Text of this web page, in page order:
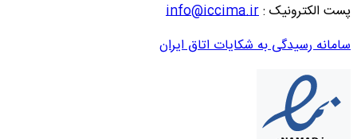
پست الکترونیک :info@iccima.ir
سامانه رسیدگی به شکایات اتاق ایران